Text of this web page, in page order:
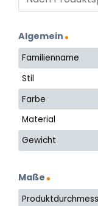
Algemein
Familienname
Stil
Farbe
Material
Gewicht
Maße